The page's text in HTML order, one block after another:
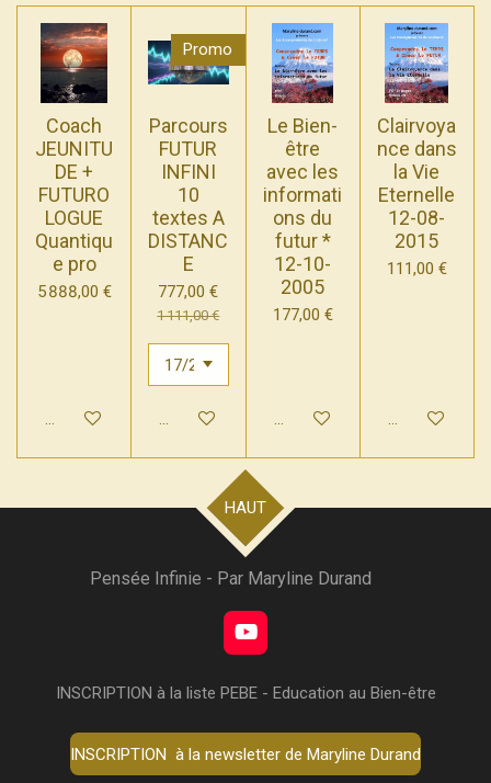
Coach
JEUNITU
DE +
FUTURO
LOGUE
Quantiqu
e pro
5 888,00 €
Ajouter au panier
Promo
Parcours
FUTUR
INFINI
10
textes A
DISTANC
E
777,00 €
1 111,00 €
Ajouter au panier
Le Bien-
être
avec les
informati
ons du
futur *
12-10-
2005
177,00 €
Ajouter au panier
Clairvoya
nce dans
la Vie
Eternelle
12-08-
2015
111,00 €
Ajouter au
HAUT
Pensée Infinie - Par Maryline Durand
Y
o
T
e
INSCRIPTION à la liste PEBE - Education au Bien-être
INSCRIPTION à la newsletter de Maryline Durand